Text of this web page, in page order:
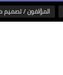
المؤلفون / تصميم